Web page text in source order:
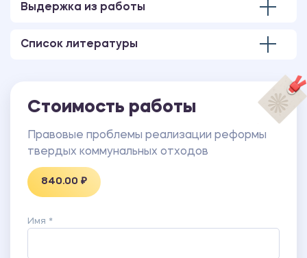
Выдержка из работы
Список литературы
Стоимость работы
Правовые проблемы реализации реформы
твердых коммунальных отходов
840.00 ₽
Имя *